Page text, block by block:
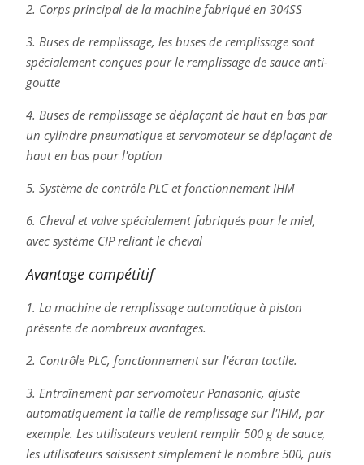
2. Corps principal de la machine fabriqué en 304SS
3. Buses de remplissage, les buses de remplissage sont
spécialement conçues pour le remplissage de sauce anti-
goutte
4. Buses de remplissage se déplaçant de haut en bas par
un cylindre pneumatique et servomoteur se déplaçant de
haut en bas pour l'option
5. Système de contrôle PLC et fonctionnement IHM
6. Cheval et valve spécialement fabriqués pour le miel,
avec système CIP reliant le cheval
Avantage compétitif
1. La machine de remplissage automatique à piston
présente de nombreux avantages.
2. Contrôle PLC, fonctionnement sur l'écran tactile.
3. Entraînement par servomoteur Panasonic, ajuste
automatiquement la taille de remplissage sur l'IHM, par
exemple. Les utilisateurs veulent remplir 500 g de sauce,
les utilisateurs saisissent simplement le nombre 500, puis